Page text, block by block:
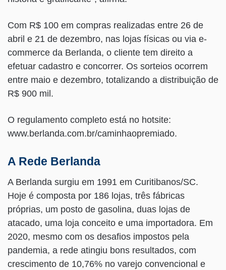
Com R$ 100 em compras realizadas entre 26 de
abril e 21 de dezembro, nas lojas físicas ou via e-
commerce da Berlanda, o cliente tem direito a
efetuar cadastro e concorrer. Os sorteios ocorrem
entre maio e dezembro, totalizando a distribuição de
R$ 900 mil.
O regulamento completo está no hotsite:
www.berlanda.com.br/caminhaopremiado.
A Rede Berlanda
A Berlanda surgiu em 1991 em Curitibanos/SC.
Hoje é composta por 186 lojas, três fábricas
próprias, um posto de gasolina, duas lojas de
atacado, uma loja conceito e uma importadora. Em
2020, mesmo com os desafios impostos pela
pandemia, a rede atingiu bons resultados, com
crescimento de 10,76% no varejo convencional e